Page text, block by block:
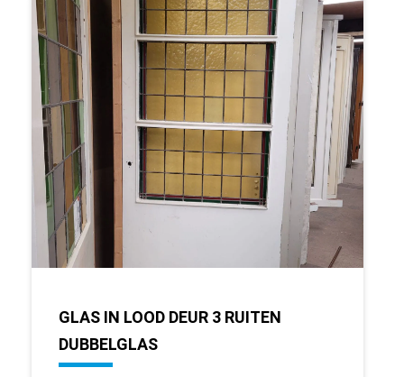
GLAS IN LOOD DEUR 3 RUITEN
DUBBELGLAS